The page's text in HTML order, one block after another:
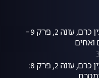
שאטו עין כרם, עונה 2, פרק 9 -
ואחים
שאטו עין כרם, עונה 2, פרק 8: